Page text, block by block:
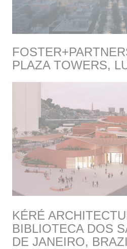
PLAZA TOWERS,
KÉRÉ
BIBLIOTECA DOS
DE JANEIRO,